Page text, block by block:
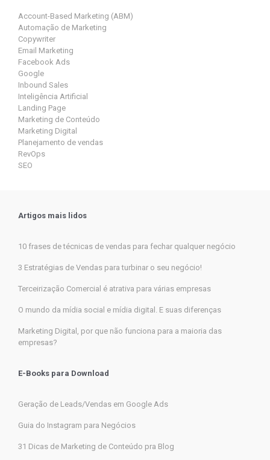
Account-Based Marketing (ABM)
Automação de Marketing
Copywriter
Email Marketing
Facebook Ads
Google
Inbound Sales
Inteligência Artificial
Landing Page
Marketing de Conteúdo
Marketing Digital
Planejamento de vendas
RevOps
SEO
Artigos mais lidos
10 frases de técnicas de vendas para fechar qualquer negócio
3 Estratégias de Vendas para turbinar o seu negócio!
Terceirização Comercial é atrativa para várias empresas
O mundo da mídia social e mídia digital. E suas diferenças
Marketing Digital, por que não funciona para a maioria das
empresas?
E-Books para Download
Geração de Leads/Vendas em Google Ads
Guia do Instagram para Negócios
31 Dicas de Marketing de Conteúdo pra Blog